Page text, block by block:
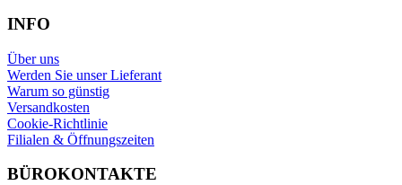
INFO
Über uns
Werden Sie unser Lieferant
Warum so günstig
Versandkosten
Cookie-Richtlinie
Filialen & Öffnungszeiten
BÜROKONTAKTE